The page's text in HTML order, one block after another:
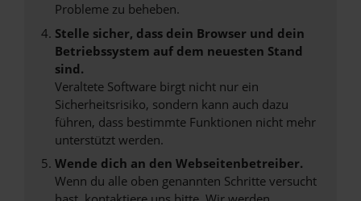
Probleme zu beheben.
Stelle sicher, dass dein Browser und dein
Betriebssystem auf dem neuesten Stand
sind.
Veraltete Software birgt nicht nur ein
Sicherheitsrisiko, sondern kann auch dazu
führen, dass bestimmte Funktionen nicht mehr
unterstützt werden.
Wende dich an den Webseitenbetreiber.
Wenn du alle oben genannten Schritte versucht